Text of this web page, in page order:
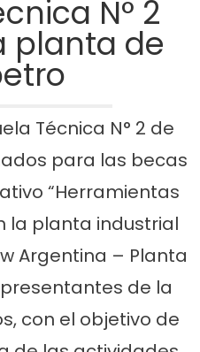
N° 2
planta de
Técnica N° 2 de
para las becas
“Herramientas
la planta industrial
Argentina – Planta
de la
con el objetivo de